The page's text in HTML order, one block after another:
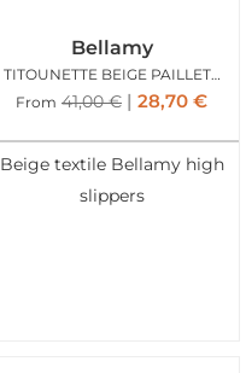
Bellamy
TITOUNETTE BEIGE PAILLETTES
From 41,00€ 28,70 €
Beige textile Bellamy high
slippers